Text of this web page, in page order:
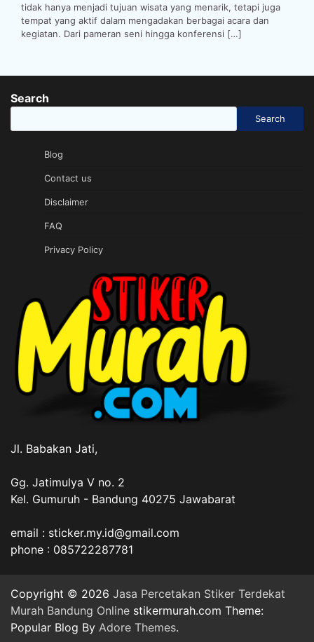
tidak hanya menjadi tujuan wisata yang menarik, tetapi juga
tempat yang aktif dalam mengadakan berbagai acara dan
kegiatan. Dari pameran seni hingga konferensi […]
Search
Search
Blog
Contact us
Disclaimer
FAQ
Privacy Policy
Jl. Babakan Jati,
Gg. Jatimulya V no. 2
Kel. Gumuruh - Bandung 40275 Jawabarat
email : sticker.my.id@gmail.com
phone : 085722287781
Copyright © 2026 Jasa Percetakan Stiker Terdekat
Murah Bandung Online stikermurah.com Theme:
Popular Blog By Adore Themes.